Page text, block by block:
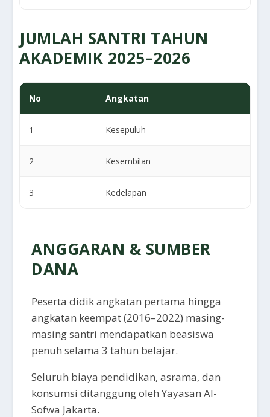
JUMLAH SANTRI TAHUN
AKADEMIK 2025–2026
No Angkatan
1 Kesepuluh
2 Kesembilan
3 Kedelapan
ANGGARAN & SUMBER
DANA
Peserta didik angkatan pertama hingga
angkatan keempat (2016–2022) masing-
masing santri mendapatkan beasiswa
penuh selama 3 tahun belajar.
Seluruh biaya pendidikan, asrama, dan
konsumsi ditanggung oleh Yayasan Al-
Sofwa Jakarta.